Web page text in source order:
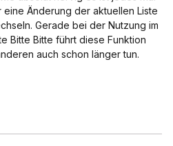
Änderung der aktuellen Liste
Gerade bei der Nutzung im
Bitte Bitte führt diese Funktion
auch schon länger tun.